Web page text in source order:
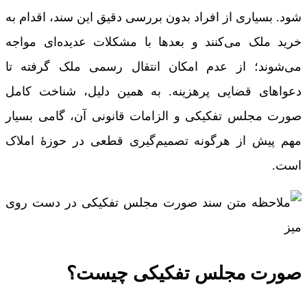
شود. بسیاری از افراد بدون بررسی دقیق این سند، اقدام به
خرید ملک می‌کنند و بعدها با مشکلات عدیده‌ای مواجه
می‌شوند؛ از عدم امکان انتقال رسمی ملک گرفته تا
دعواهای قضایی پرهزینه. به همین دلیل، شناخت کامل
صورت مجلس تفکیکی و الزامات قانونی آن، گامی بسیار
مهم پیش از هرگونه تصمیم‌گیری قطعی در حوزۀ املاک
است.
صورت مجلس تفکیکی چیست؟